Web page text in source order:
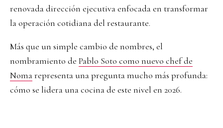
renovada dirección ejecutiva enfocada en transformar
la operación cotidiana del restaurante.
Más que un simple cambio de nombres, el
nombramiento de Pablo Soto como nuevo chef de
Nomarepresenta una pregunta mucho más profunda:
cómo se lidera una cocina de este nivel en 2026.